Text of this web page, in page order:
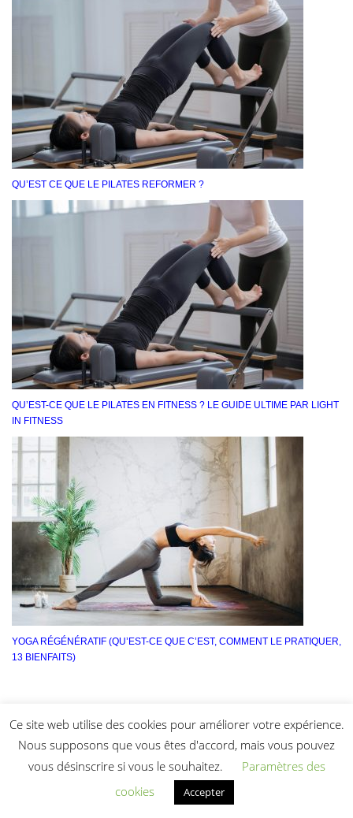
QU’EST CE QUE LE PILATES REFORMER ?
QU’EST-CE QUE LE PILATES EN FITNESS ? LE GUIDE ULTIME PAR LIGHT
IN FITNESS
YOGA RÉGÉNÉRATIF (QU’EST-CE QUE C’EST, COMMENT LE PRATIQUER,
13 BIENFAITS)
Ce site web utilise des cookies pour améliorer votre expérience.
Nous supposons que vous êtes d'accord, mais vous pouvez
vous désinscrire si vous le souhaitez.
Paramètres des
cookies
Accepter